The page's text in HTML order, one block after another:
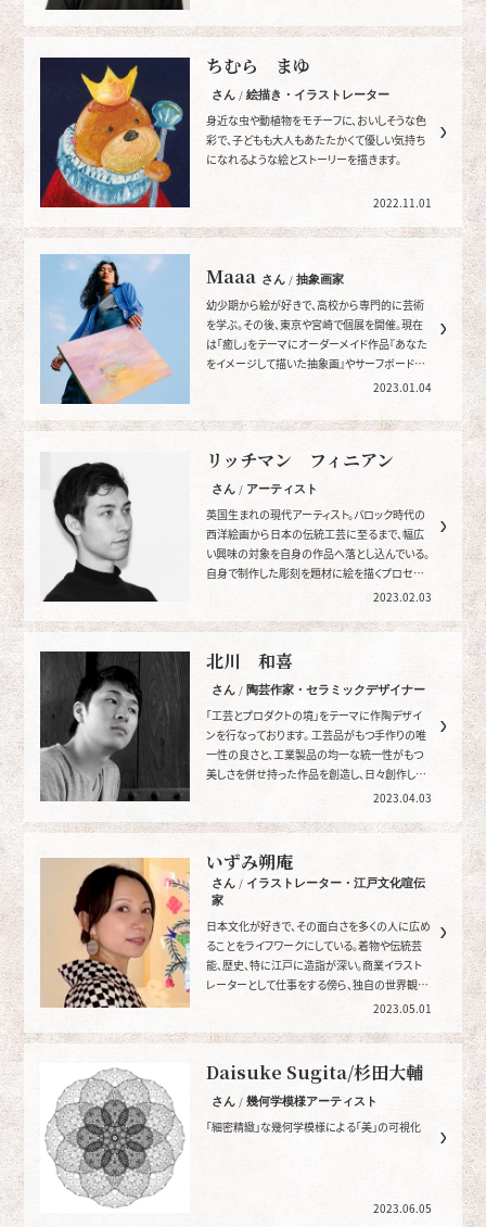
ちむら まゆ
さん / 絵描き・イラストレーター
身近な虫や動植物をモチーフに、おいしそうな色
彩で、子どもも大人もあたたかくて優しい気持ち
になれるような絵とストーリーを描きます。
2022.11.01
Maaa さん / 抽象画家
幼少期から絵が好きで、高校から専門的に芸術
を学ぶ。その後、東京や宮崎で個展を開催。現在
は「癒し」をテーマにオーダーメイド作品『あなた
をイメージして描いた抽象画』やサーフボードペ
2023.01.04
リッチマン フィニアン
さん / アーティスト
英国生まれの現代アーティスト。バロック時代の
西洋絵画から日本の伝統工芸に至るまで、幅広
い興味の対象を自身の作品へ落とし込んでいる。
自身で制作した彫刻を題材に絵を描くプロセス
2023.02.03
北川 和喜
さん / 陶芸作家・セラミックデザイナー
「工芸とプロダクトの境」をテーマに作陶デザイ
ンを行なっております。 工芸品がもつ手作りの唯
一性の良さと、工業製品の均一な統一性がもつ
美しさを併せ持った作品を創造し、日々創作して
2023.04.03
いずみ朔庵
さん / イラストレーター・江戸文化喧伝
家
日本文化が好きで、その面白さを多くの人に広め
ることをライフワークにしている。着物や伝統芸
能、歴史、特に江戸に造詣が深い。商業イラスト
レーターとして仕事をする傍ら、独自の世界観で
2023.05.01
Daisuke Sugita/杉田大輔
さん / 幾何学模様アーティスト
「細密精緻」な幾何学模様による「美」の可視化
2023.06.05